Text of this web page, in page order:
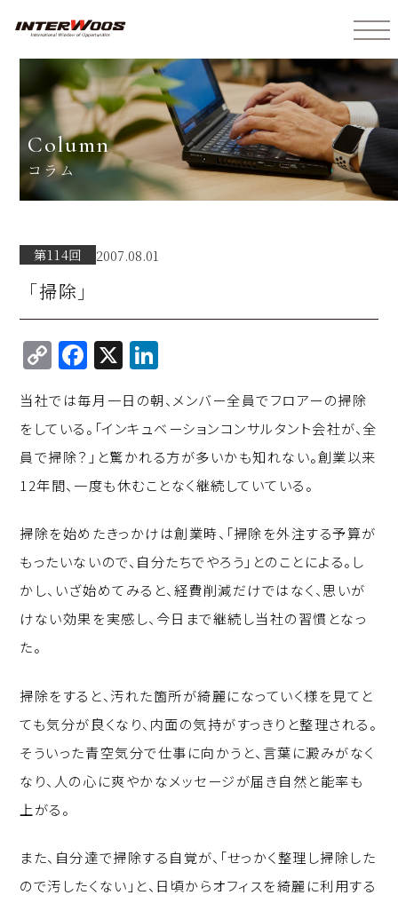
column
コラム
第114回 2007.08.01
「掃除」
C
o
p
y
Li
n
k
F
a
c
e
b
o
o
k
X
k
e
d
I
n
当社では毎月一日の朝、メンバー全員でフロアーの掃除
をしている。「インキュベーションコンサルタント会社が、全
員で掃除？」と驚かれる方が多いかも知れない。創業以来
12年間、一度も休むことなく継続していている。
掃除を始めたきっかけは創業時、「掃除を外注する予算が
もったいないので、自分たちでやろう」とのことによる。し
かし、いざ始めてみると、経費削減だけではなく、思いが
けない効果を実感し、今日まで継続し当社の習慣となっ
た。
掃除をすると、汚れた箇所が綺麗になっていく様を見てと
ても気分が良くなり、内面の気持がすっきりと整理される。
そういった青空気分で仕事に向かうと、言葉に澱みがなく
なり、人の心に爽やかなメッセージが届き自然と能率も
上がる。
また、自分達で掃除する自覚が、「せっかく整理し掃除した
ので汚したくない」と、日頃からオフィスを綺麗に利用する